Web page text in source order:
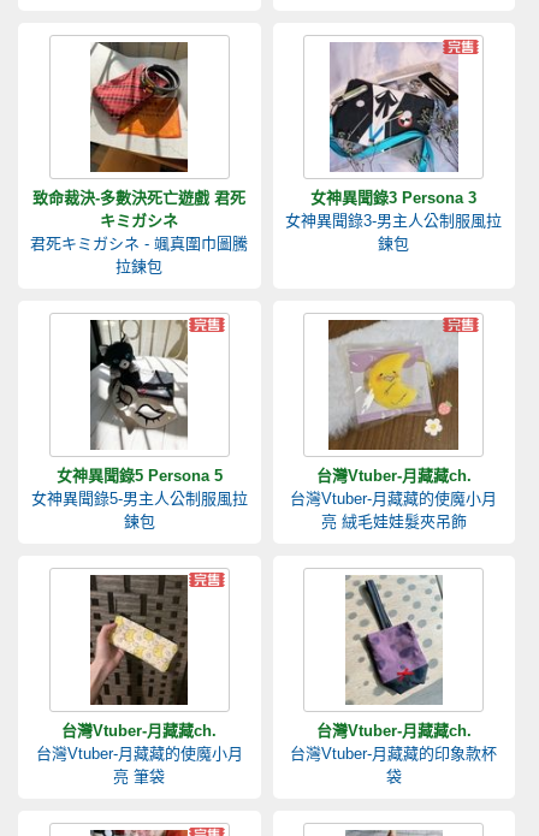
致命裁決-多數決死亡遊戲 君死
キミガシネ
君死キミガシネ - 颯真圍巾圖騰
拉鍊包
女神異聞錄3 Persona 3
女神異聞錄3-男主人公制服風拉
鍊包
女神異聞錄5 Persona 5
女神異聞錄5-男主人公制服風拉
鍊包
台灣Vtuber-月藏藏ch.
台灣Vtuber-月藏藏的使魔小月
亮 絨毛娃娃髮夾吊飾
台灣Vtuber-月藏藏ch.
台灣Vtuber-月藏藏的使魔小月
亮 筆袋
台灣Vtuber-月藏藏ch.
台灣Vtuber-月藏藏的印象款杯
袋